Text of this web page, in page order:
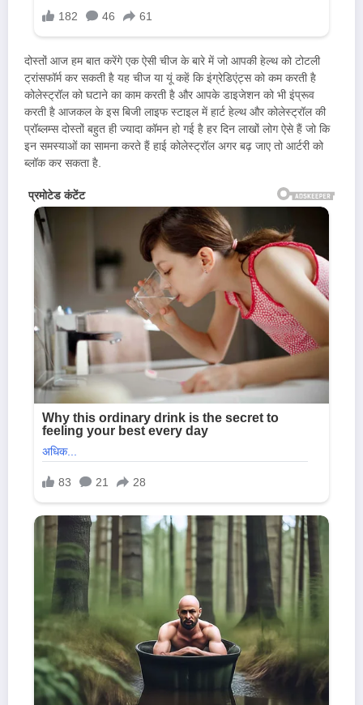
दोस्तों आज हम बात करेंगे एक ऐसी चीज के बारे में जो आपकी हेल्थ को टोटली
ट्रांसफॉर्म कर सकती है यह चीज या यूं कहें कि इंग्रेडिएंट्स को कम करती है
कोलेस्ट्रॉल को घटाने का काम करती है और आपके डाइजेशन को भी इंप्रूव
करती है आजकल के इस बिजी लाइफ स्टाइल में हार्ट हेल्थ और कोलेस्ट्रॉल की
प्रॉब्लम्स दोस्तों बहुत ही ज्यादा कॉमन हो गई है हर दिन लाखों लोग ऐसे हैं जो कि
इन समस्याओं का सामना करते हैं हाई कोलेस्ट्रॉल अगर बढ़ जाए तो आर्टरी को
ब्लॉक कर सकता है.